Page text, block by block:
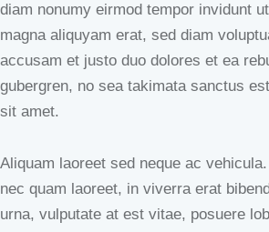
diam nonumy eirmod tempor invidunt
magna aliquyam erat, sed diam
accusam et justo duo dolores et ea
gubergren, no sea takimata sanctus
sit amet.
Aliquam laoreet sed neque ac
nec quam laoreet, in viverra erat
urna, vulputate at est vitae, posuere